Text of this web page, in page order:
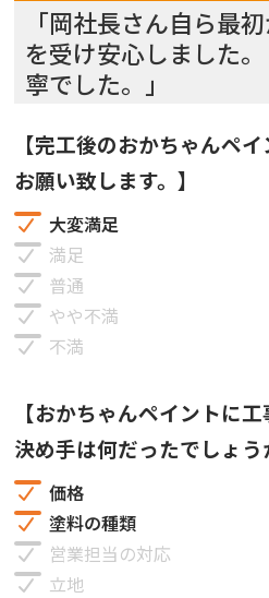
「岡社長さん自ら最
を受け安心しました
寧でした。」
【完工後のおかちゃんペ
お願い致します。】
大変満足
満足
普通
やや不満
不満
【おかちゃんペイントに
決め手は何だったでしょう
価格
塗料の種類
営業担当の対応
立地